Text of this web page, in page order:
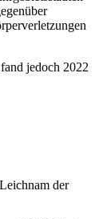
jedoch 2022
der